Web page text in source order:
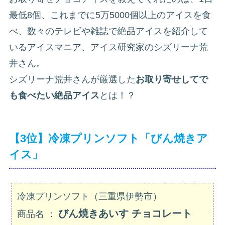
最低8個、これまでに5万5000個以上のアイスを食
べ、数々のテレビや雑誌で絶品アイスを紹介して
いるアイスマニア、アイス研究家のシズリーナ荒
井さん。
シズリーナ荒井さんが厳選したお取り寄せしてで
も食べたい絶品アイス とは！？
【3位】冷凍プリンソフト「びん焼きア
イス」
冷凍プリンソフト（三重県伊勢市）
商品名 ： びん焼きあいす チョコレート